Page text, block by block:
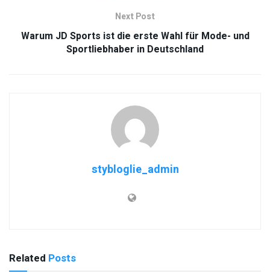
Next Post
Warum JD Sports ist die erste Wahl für Mode- und
Sportliebhaber in Deutschland
stybloglie_admin
Related Posts